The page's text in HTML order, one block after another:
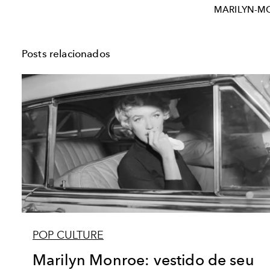
MARILYN-
Posts relacionados
POP CULTURE
Marilyn Monroe: vestido de seu